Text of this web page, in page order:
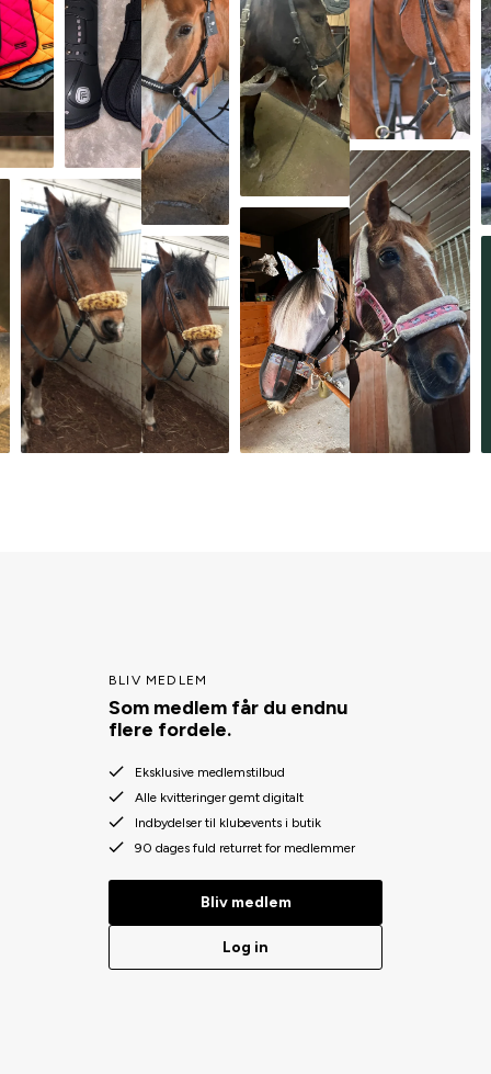
BLIV MEDLEM
Som medlem får du endnu
flere fordele.
Eksklusive medlemstilbud
Alle kvitteringer gemt digitalt
Indbydelser til klubevents i butik
90 dages fuld returret for medlemmer
Bliv medlem
Log in